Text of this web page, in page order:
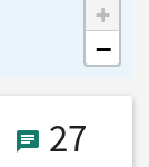
+
−
2727